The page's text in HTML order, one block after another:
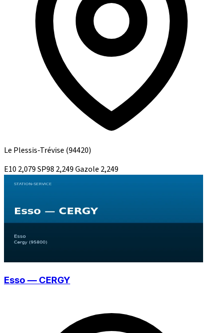
Le Plessis-Trévise (94420)
E10 2,079SP98 2,249Gazole 2,249
Esso — CERGY